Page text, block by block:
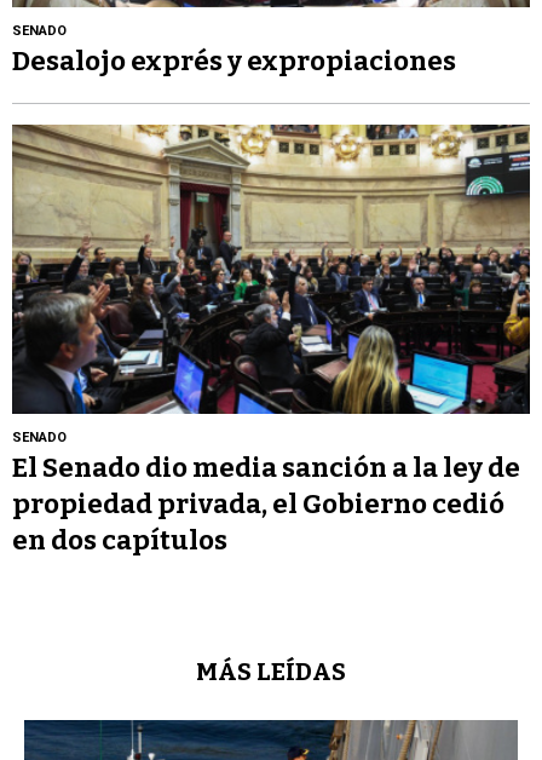
SENADO
Desalojo exprés y expropiaciones
SENADO
El Senado dio media sanción a la ley de
propiedad privada, el Gobierno cedió
en dos capítulos
MÁS LEÍDAS